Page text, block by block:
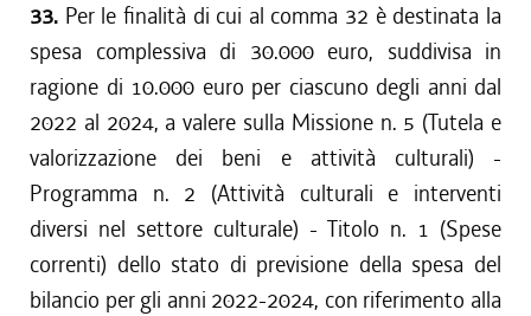
33. Per le finalità di cui al comma 32 è destinata la
spesa complessiva di 30.000 euro, suddivisa in
ragione di 10.000 euro per ciascuno degli anni dal
2022 al 2024, a valere sulla Missione n. 5 (Tutela e
valorizzazione dei beni e attività culturali) -
Programma n. 2 (Attività culturali e interventi
diversi nel settore culturale) - Titolo n. 1 (Spese
correnti) dello stato di previsione della spesa del
bilancio per gli anni 2022-2024, con riferimento alla